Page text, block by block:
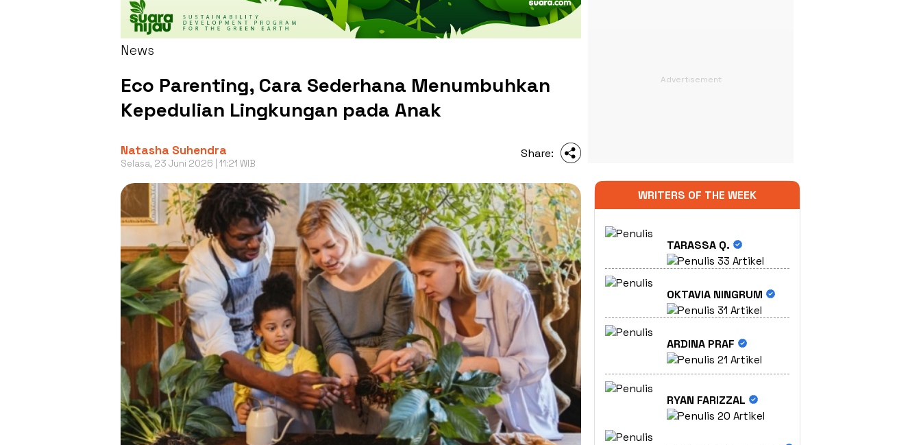
News
Eco Parenting, Cara Sederhana Menumbuhkan
Kepedulian Lingkungan pada Anak
Natasha Suhendra
Selasa, 23 Juni 2026 | 11:21 WIB
Share:
WRITERS OF THE WEEK
TARASSA Q.
33 Artikel
OKTAVIA NINGRUM
31 Artikel
ARDINA PRAF
21 Artikel
RYAN FARIZZAL
20 Artikel